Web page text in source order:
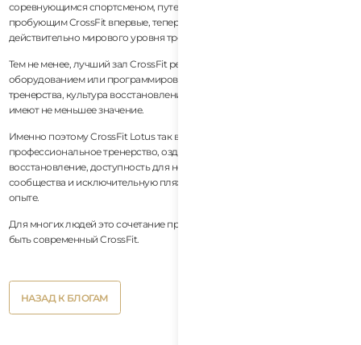
соревнующимся спортсменом, путешественником или новичком,
пробующим CrossFit впервые, теперь в стране есть несколько
действительно мирового уровня тренировочных сообществ.
Тем не менее, лучший зал CrossFit редко определяется только
оборудованием или программированием. Сообщество, качество
тренерства, культура восстановления и долгосрочная устойчивость
имеют не меньшее значение.
Именно поэтому CrossFit Lotus так выделяется. Зал успешно сочетает
профессиональное тренерство, оздоровление с акцентом на
восстановление, доступность для новичков, сильную культуру
сообщества и исключительную пляжную атмосферу в одном полном
опыте.
Для многих людей это сочетание представляет собой то, каким должен
быть современный CrossFit.
Button
НАЗАД К БЛОГАМ
НАЗАД К БЛОГАМ